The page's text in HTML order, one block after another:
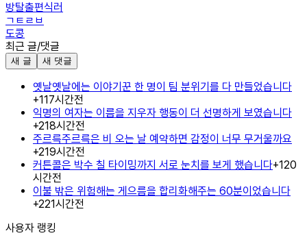
방탈출편식러
ㄱㅌㄹㅂ
도콩
최근 글/댓글
새 글 새 댓글
옛날옛날에는 이야기꾼 한 명이 팀 분위기를 다 만들었습니다
+117시간전
익명의 여자는 이름을 지우자 행동이 더 선명하게 보였습니다
+218시간전
주르륵주르륵은 비 오는 날 예약하면 감정이 너무 무거울까요
+219시간전
커튼콜은 박수 칠 타이밍까지 서로 눈치를 보게 했습니다+120
시간전
이불 밖은 위험해는 게으름을 합리화해주는 60분이었습니다
+221시간전
사용자 랭킹